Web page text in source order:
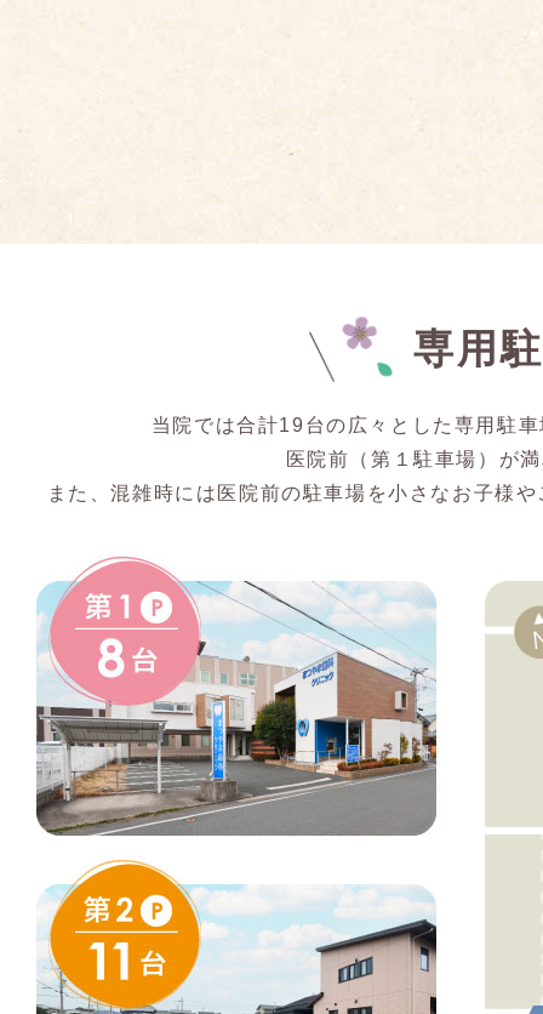
専用
当院では合計19台の広々とした専用駐
医院前（第１駐車場）が
また、混雑時には医院前の駐車場を小さなお子様